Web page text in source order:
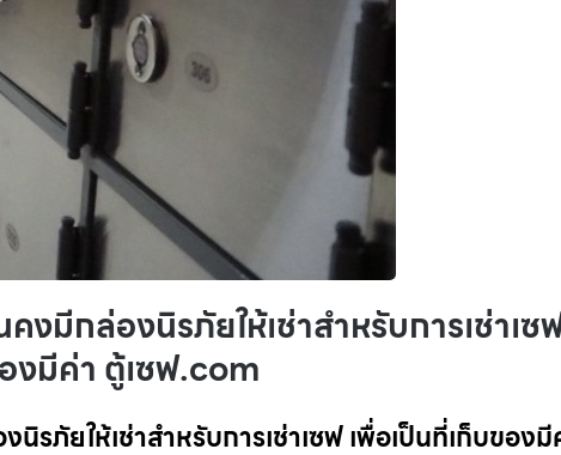
มีกล่องนิรภัยให้เช่าสำหรับการเช่าเซ
งมีค่า ตู้เซฟ.com
ภัยให้เช่าสำหรับการเช่าเซฟ เพื่อเป็นที่เก็บของมี